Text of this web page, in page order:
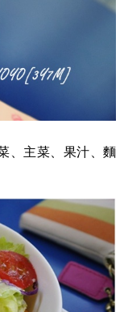
、主菜、果汁、麵